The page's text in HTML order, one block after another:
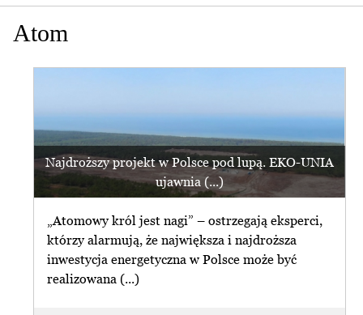
Atom
Najdroższy projekt w Polsce pod lupą. EKO-UNIA
ujawnia (...)
„Atomowy król jest nagi” – ostrzegają eksperci,
którzy alarmują, że największa i najdroższa
inwestycja energetyczna w Polsce może być
realizowana (...)